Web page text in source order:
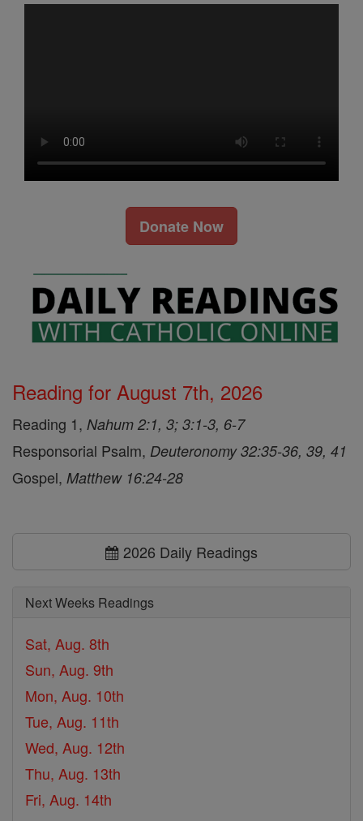
Donate Now
Reading for August 7th, 2026
Reading 1, Nahum 2:1, 3; 3:1-3, 6-7
Responsorial Psalm, Deuteronomy 32:35-36, 39, 41
Gospel, Matthew 16:24-28
2026 Daily Readings
Next Weeks Readings
Sat, Aug. 8th
Sun, Aug. 9th
Mon, Aug. 10th
Tue, Aug. 11th
Wed, Aug. 12th
Thu, Aug. 13th
Fri, Aug. 14th